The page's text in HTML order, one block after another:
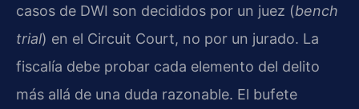
casos de DWI son decididos por un juez (bench
trial) en el Circuit Court, no por un jurado. La
fiscalía debe probar cada elemento del delito
más allá de una duda razonable. El bufete